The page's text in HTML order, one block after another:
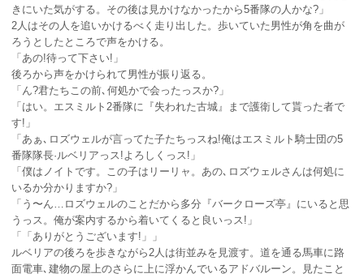
きにいた気がする。その後は見かけなかったから5番隊の人かな?」
2人はその人を追いかけるべく走り出した。歩いていた男性が角を曲が
ろうとしたところで声をかける。
「あの!待って下さい!」
後ろから声をかけられて男性が振り返る。
「ん?君たちこの前､何処かで会ったっスか?」
「はい。エスミルト2番隊に『失われた古城』まで護衛して貰った者で
す!」
「あぁ､ロズウェルが言ってた子たちっスね!俺はエスミルト騎士団の5
番隊隊長·ルベリアっス!よろしくっス!」
「僕はノイトです。この子はリーリャ。あの､ロズウェルさんは何処に
いるか分かりますか?」
「う〜ん…ロズウェルのことだから多分『バークローズ亭』にいると思
うっス。俺が案内するから着いてくると良いっス!」
「「ありがとうございます!」」
ルベリアの後ろを歩きながら2人は街並みを見渡す。道を通る馬車に路
面電車､建物の屋上のさらに上に浮かんでいるアドバルーン。見たこと